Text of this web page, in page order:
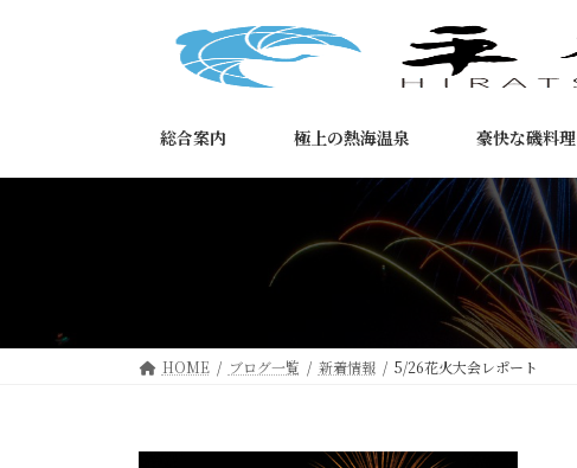
ス
ン
総合案内 極上の熱海温泉 豪快な磯料理
HOME ブログ一覧 新着情報 5/26花火大会レポート